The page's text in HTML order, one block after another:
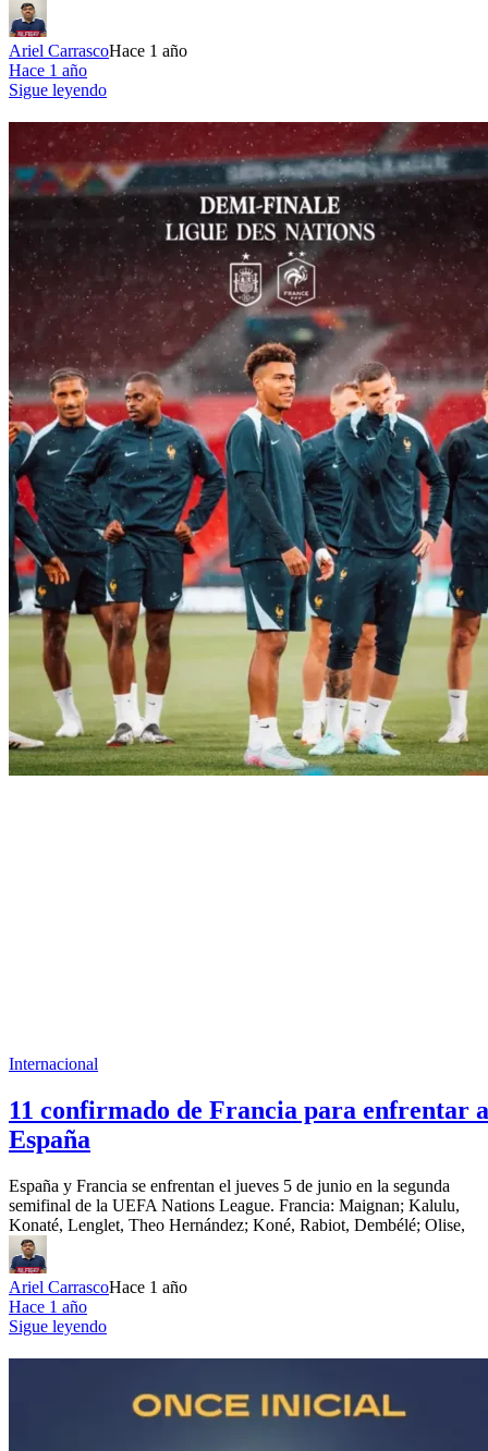
Ariel CarrascoHace 1 año
Hace 1 año
Sigue leyendo
Internacional
11 confirmado de Francia para enfrentar a
España
España y Francia se enfrentan el jueves 5 de junio en la segunda
semifinal de la UEFA Nations League. Francia: Maignan; Kalulu,
Konaté, Lenglet, Theo Hernández; Koné, Rabiot, Dembélé; Olise,
Ariel CarrascoHace 1 año
Hace 1 año
Sigue leyendo